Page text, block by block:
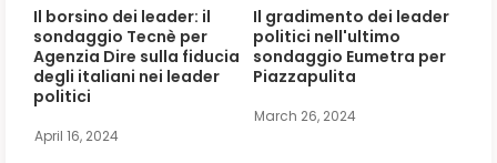
Il borsino dei leader: il
sondaggio Tecnè per
Agenzia Dire sulla fiducia
degli italiani nei leader
politici
April 16, 2024
Il gradimento dei leader
politici nell'ultimo
sondaggio Eumetra per
Piazzapulita
March 26, 2024